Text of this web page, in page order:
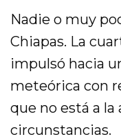
Nadie o muy
Chiapas. La
impulsó hacia
meteórica con
que no está a la
circunstancias.